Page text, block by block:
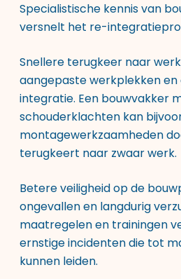
Specialistische kennis van
versnelt het re-
Snellere terugkeer naar
aangepaste werkplekken
integratie. Een bouwvakker
schouderklachten kan
montagewerkzaamheden
terugkeert naar zwaar werk.
Betere veiligheid op de
ongevallen en langdurig
maatregelen en trainingen
ernstige incidenten die tot
kunnen leiden.